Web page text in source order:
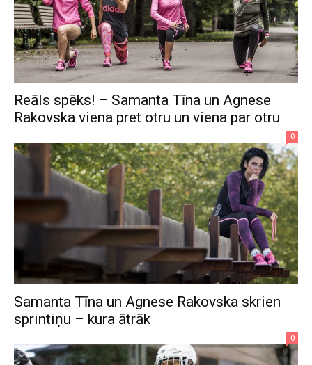
Reāls spēks! – Samanta Tīna un Agnese
Rakovska viena pret otru un viena par otru
0
Samanta Tīna un Agnese Rakovska skrien
sprintiņu – kura ātrāk
0